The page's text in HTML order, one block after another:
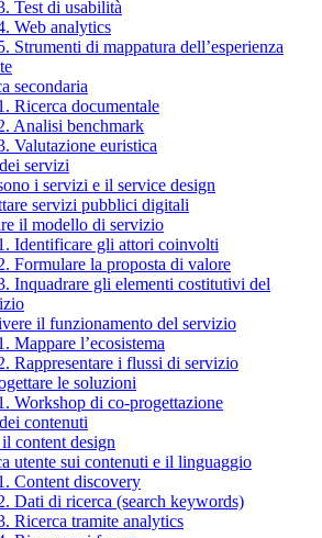
Test di usabilità
Web analytics
Strumenti di mappatura dell’esperienza
secondaria
Ricerca documentale
Analisi benchmark
Valutazione euristica
servizi
i servizi e il service design
servizi pubblici digitali
il modello di servizio
Identificare gli attori coinvolti
Formulare la proposta di valore
Inquadrare gli elementi costitutivi del
il funzionamento del servizio
Mappare l’ecosistema
Rappresentare i flussi di servizio
le soluzioni
Workshop di co-progettazione
contenuti
content design
utente sui contenuti e il linguaggio
Content discovery
Dati di ricerca (search keywords)
Ricerca tramite analytics